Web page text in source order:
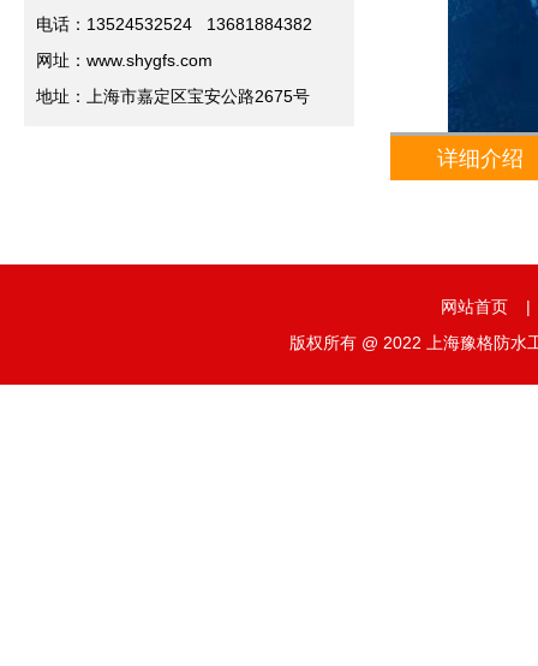
电话：13524532524 13681884382
网址：www.shygfs.com
地址：上海市嘉定区宝安公路2675号
详细介绍
网站首页
|
版权所有 @ 2022 上海豫格防水